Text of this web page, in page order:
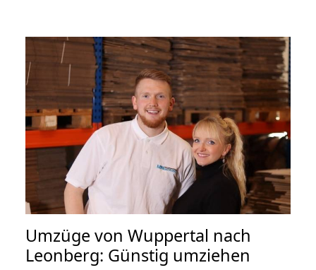
Umzüge von Wuppertal nach
Leonberg: Günstig umziehen